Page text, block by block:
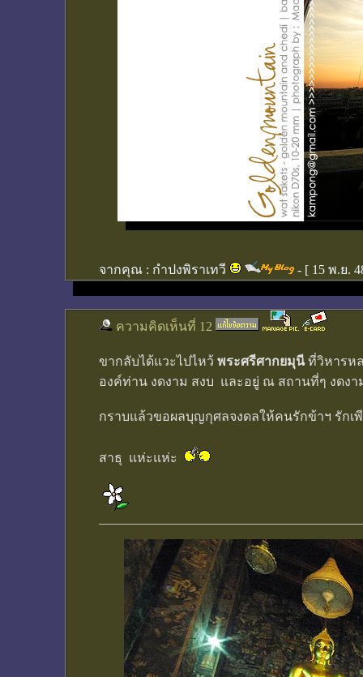
จากคุณ : กำปงพิราเทวี - [ 15 พ.ย.
ความคิดเห็นที่ 12
ขากลับได้แวะไปไหว้ พระศรีศากยมุนีที่วิหารห
องค์ท่าน งดงาม สงบ และอยู่ ณ สถานที่ๆ งดง
กราบแล้วขอผลบุญกุศลจงดลให้คนรักข้าฯ รักเ
สาธุ แห่ะแห่ะ